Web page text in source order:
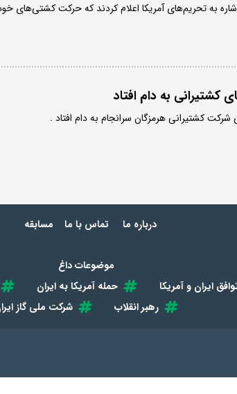
به تحریم‌های آمریکا اعلام کردند که حرکت کشتی‌های
کشتیرانی به دام افتاد
شرکت کشتیرانی هرمزگان سرانجام به دام افتاد .
درباره ما تماس با ما مسابقه
موضوعات داغ
ایران و آمریکا حمله آمریکا به ایران
رهبر انقلاب
شرکت ملی گاز